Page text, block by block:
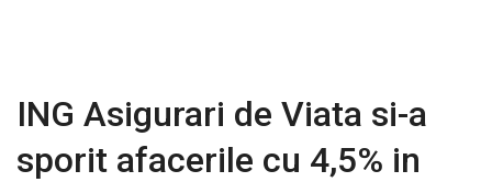
ING Asigurari de Viata si-a
sporit afacerile cu 4,5% in